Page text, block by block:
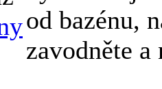
od bazénu,
zavodněte a